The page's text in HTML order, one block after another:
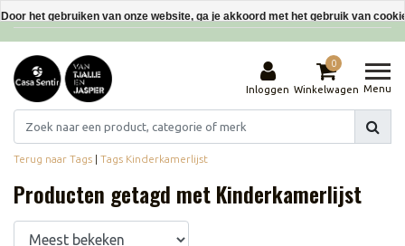
Interieurdecoraties van gerecyclede materialen
Inloggen
0
Winkelwagen Menu
Terug naar Tags | Tags Kinderkamerlijst
Producten getagd met Kinderkamerlijst
Door het gebruiken van onze website, ga je akkoord met het gebruik van